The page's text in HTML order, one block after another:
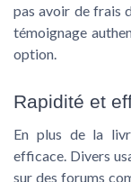
pas avoir de frais
témoignage
option.
Rapidité et
En plus de la
efficace. Divers
sur des forums